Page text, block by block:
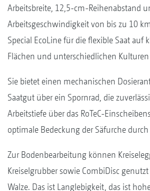
Arbeitsbreite, 12,5-cm-Reihenabstand
Arbeitsgeschwindigkeit von bis zu 10
Special EcoLine für die flexible Saat auf
Flächen und unterschiedlichen
Sie bietet einen mechanischen
Saatgut über ein Spornrad, die
Arbeitstiefe über das RoTeC-
optimale Bedeckung der Säfurche
Zur Bodenbearbeitung können
Kreiselgrubber sowie CombiDisc
Walze. Das ist Langlebigkeit, das ist